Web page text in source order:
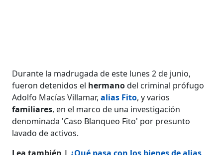
Durante la madrugada de este lunes 2 de junio,
fueron detenidos el hermanodel criminal prófugo
Adolfo Macías Villamar,alias Fito, y varios
familiares, en el marco de una investigación
denominada 'Caso Blanqueo Fito' por presunto
lavado de activos.